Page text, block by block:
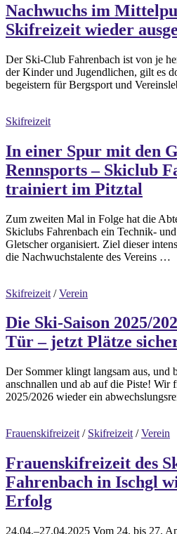
Nachwuchs im
Skifreizeit wieder
Der Ski-Club Fahrenbach ist von je
der Kinder und Jugendlichen, gilt es
begeistern für Bergsport und
Skifreizeit
In einer Spur mit den
Rennsports – Skiclub
trainiert im Pitztal
Zum zweiten Mal in Folge hat die
Skiclubs Fahrenbach ein Technik-
Gletscher organisiert. Ziel dieser
die Nachwuchstalente des Vereins …
Skifreizeit /Verein
Die Ski-Saison 2025/
Tür – jetzt Plätze
Der Sommer klingt langsam aus, und
anschnallen und ab auf die Piste! Wir
2025/2026 wieder ein
Frauenskifreizeit / Skifreizeit /Verein
Frauenskifreizeit des
Fahrenbach in Ischgl
Erfolg
24.04.–27.04.2025 Vom 24. bis 27.